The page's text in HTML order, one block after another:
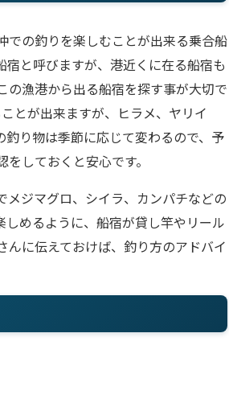
での釣りを楽しむことが出来る乗合船
と呼びますが、港近くに在る船宿も
の漁港から出る船宿を探す事が大切で
とが出来ますが、ヒラメ、ヤリイ
り物は季節に応じて変わるので、予
しておくと安心です。
ジマグロ、シイラ、カンパチなどの
めるように、船宿が貸し竿やリール
に伝えておけば、釣り方のアドバイ